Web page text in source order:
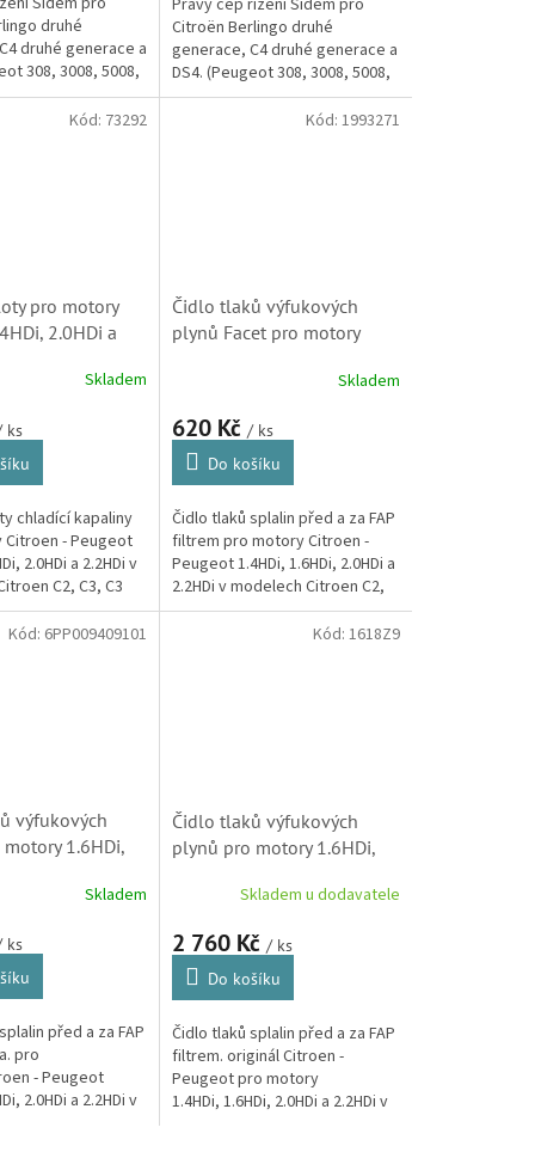
druhé
druhé generace a
308, 3008, 5008,
Citroën Berlingo druhé
generace, C4 druhé generace a
DS4. (Peugeot 308, 3008, 5008,
Partner)
pro motory
2.0HDi a
Skladem
ks
chladící kapaliny
- Peugeot
2.0HDi a 2.2HDi v
C2, C3, C3
C4, C4
Berlingo,...
Kód: 73292
Čidlo tlaků výfukových
plynů Facet pro motory
2.2HDi Citroen - Peugeot
493271, 1618Z9, SK) S1
Skladem
620 Kč/ ks
Do košíku
Čidlo tlaků splalin před a za FAP
filtrem pro motory Citroen -
Peugeot 1.4HDi, 1.6HDi, 2.0HDi a
2.2HDi v modelech Citroen C2,
C3, C3 Pluriel, C3 Picasso, C4,
Kód: 1993271
výfukových
1.6HDi,
(1618Z9,
Skladem
ks
před a za FAP
pro
- Peugeot
2.0HDi a 2.2HDi v
Kód: 6PP009409101
Čidlo tlaků výfukových
plynů pro motory 1.6HDi,
Citroen - Peugeot (1618Z9)
Skladem u dodavatele
2 760 Kč/ ks
Do košíku
Čidlo tlaků splalin před a za FAP
filtrem. originál Citroen -
Peugeot pro motory
1.4HDi, 1.6HDi, 2.0HDi a 2.2HDi v
Kód: 1618Z9